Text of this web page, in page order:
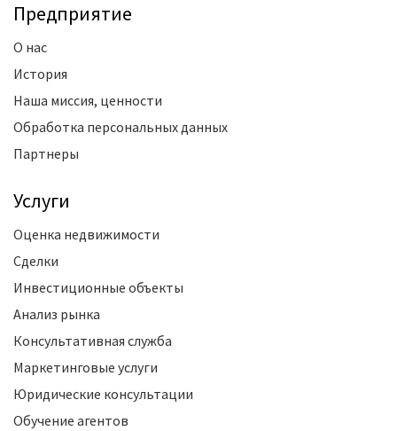
Предприятие
О нас
История
Наша миссия, ценности
Обработка персональных данных
Партнеры
Услуги
Оценка недвижимости
Сделки
Инвестиционные объекты
Анализ рынка
Консультативная служба
Маркетинговые услуги
Юридические консультации
Обучение агентов